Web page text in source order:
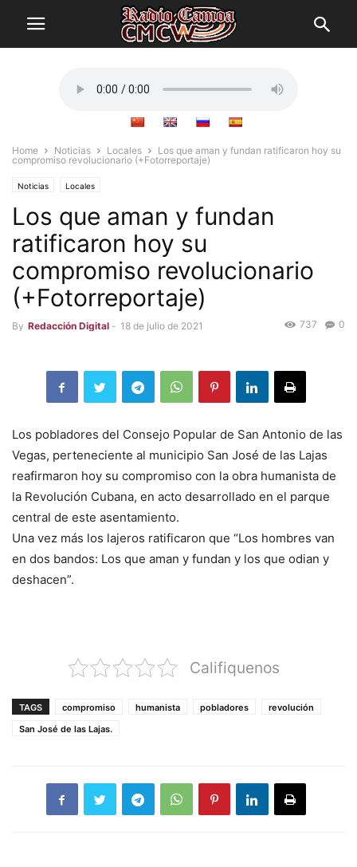
Home Noticias Locales
Los que aman y fundan ratificaron hoy su
compromiso revolucionario (+Fotorreportaje)
Noticias Locales
Los que aman y fundan
ratificaron hoy su
compromiso revolucionario
(+Fotorreportaje)
By Redacción Digital - 18 de julio de 2021 0
737
Los pobladores del Consejo Popular de San Antonio de las
Vegas, perteneciente al municipio San José de las Lajas
reafirmaron hoy su compromiso con la obra humanista de
la Revolución Cubana, en acto desarrollado en el parque
central de este asentamiento.
Una vez más los lajeros ratificaron que “Los hombres van
en dos bandos: Los que aman y fundan y los que odian y
deshacen”.
Califiquenos
TAGS compromiso humanista pobladores
revolución
San José de las Lajas.